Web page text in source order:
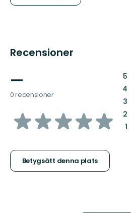
Recensioner
—
0 recensioner
av
stjärnor
Betygsätt denna plats
5:
4:
3:
2:
1: